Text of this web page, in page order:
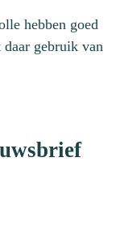
hebben goed
gebruik van